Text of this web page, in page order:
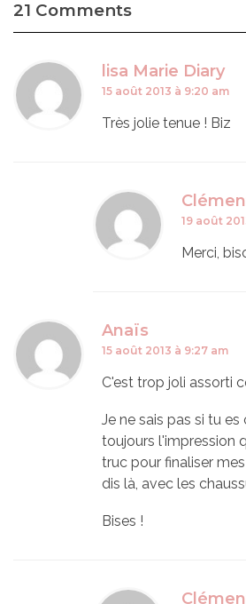
21 Comments
lisa Marie Diary
15 août 2013 à 9:20 am
Très jolie tenue ! Biz
19 août
Merci,
Anaïs
15 août 2013 à 9:27 am
C'est trop joli assorti
Je ne sais pas si tu
toujours l'impression
truc pour finaliser
dis là, avec les
Bises !